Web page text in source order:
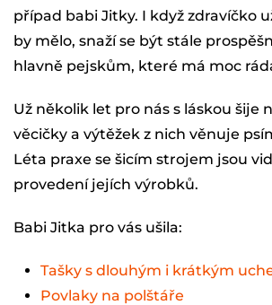
případ babi Jitky. I když zdravíčko
by mělo, snaží se být stále
hlavně pejskům, které má moc
Už několik let pro nás s láskou šije
věcičky a výtěžek z nich věnuje
Léta praxe se šicím strojem jsou
provedení jejích výrobků.
Babi Jitka pro vás ušila:
Tašky s dlouhým i krátkým
Povlaky na polštáře